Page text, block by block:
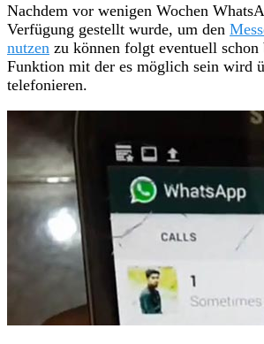
Nachdem vor wenigen Wochen
Verfügung gestellt wurde, um den
nutzen zu können folgt eventuell
Funktion mit der es möglich sein wird
telefonieren.